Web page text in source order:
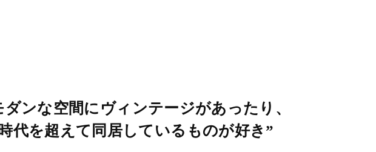
ダンな空間にヴィンテージがあったり、
代を超えて同居しているものが好き”